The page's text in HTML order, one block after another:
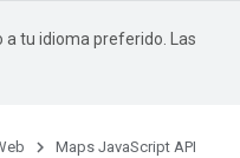
tu idioma preferido. Las
Maps JavaScript API